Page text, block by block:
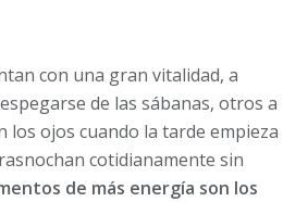
con una gran vitalidad, a
de las sábanas, otros a
los ojos cuando la tarde empieza
cotidianamente sin
de más energía son los